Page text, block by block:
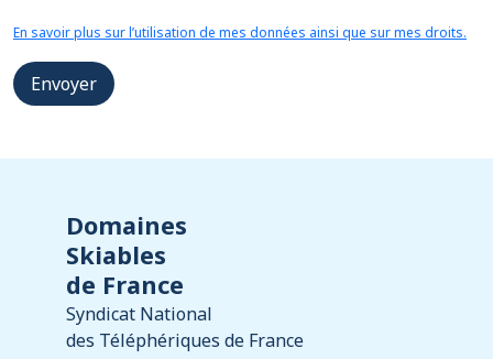
En savoir plus sur l’utilisation de mes données ainsi que sur mes droits.
Envoyer
Domaines
Skiables
de France
Syndicat National
des Téléphériques de France